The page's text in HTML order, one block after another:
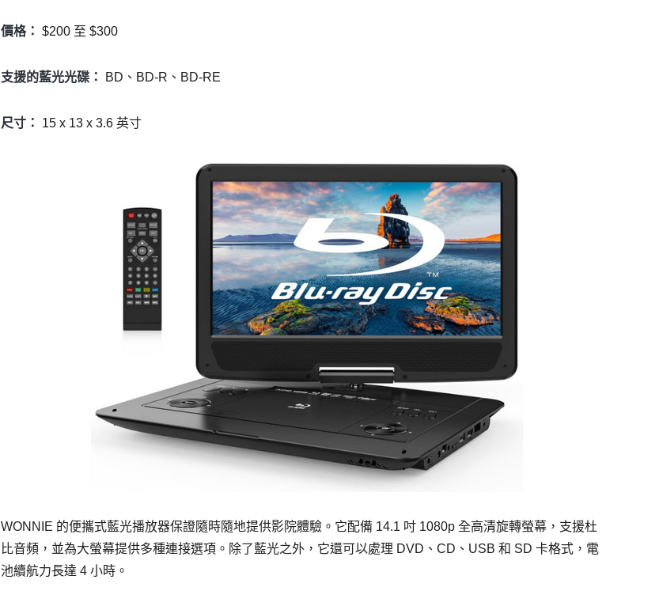
價格： $200 至 $300
支援的藍光光碟： BD、BD-R、BD-RE
尺寸： 15 x 13 x 3.6 英寸
WONNIE 的便攜式藍光播放器保證隨時隨地提供影院體驗。它配備 14.1 吋 1080p 全高清旋轉螢幕，支援杜
比音頻，並為大螢幕提供多種連接選項。除了藍光之外，它還可以處理 DVD、CD、USB 和 SD 卡格式，電
池續航力長達 4 小時。